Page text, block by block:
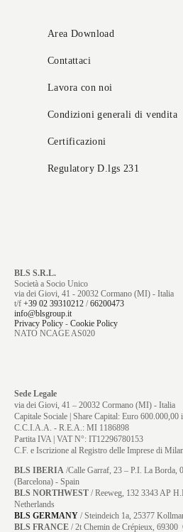
Area Download
Contattaci
Lavora con noi
Condizioni generali di vendita
Certificazioni
Regulatory D.lgs 231
BLS S.R.L.
Società a Socio Unico
via dei Giovi, 41 - 20032 Cormano (MI) - Italia
t/f +39 02 39310212 /66200473
info@blsgroup.it
Privacy Policy - Cookie Policy
NATO NCAGE AS020
Sede Legale
via dei Giovi, 41 – 20032 Cormano (MI) - Italia
Capitale Sociale | Share Capital: Euro 600.000,00
C.C.I.A.A. - R.E.A.: MI 1186898
Partita IVA | VAT N°: IT12296780153
C.F. e Iscrizione al Registro delle Imprese di
BLS IBERIA /Calle Garraf, 23 – P.I. La Borda,
(Barcelona) - Spain
BLS NORTHWEST / Reeweg, 132 3343 AP
Netherlands
BLS GERMANY /Steindeich 1a, 25377
BLS FRANCE / 2t Chemin de Crépieux, 69300